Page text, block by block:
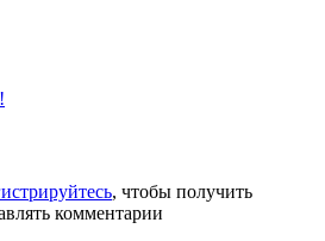
, чтобы получить
комментарии